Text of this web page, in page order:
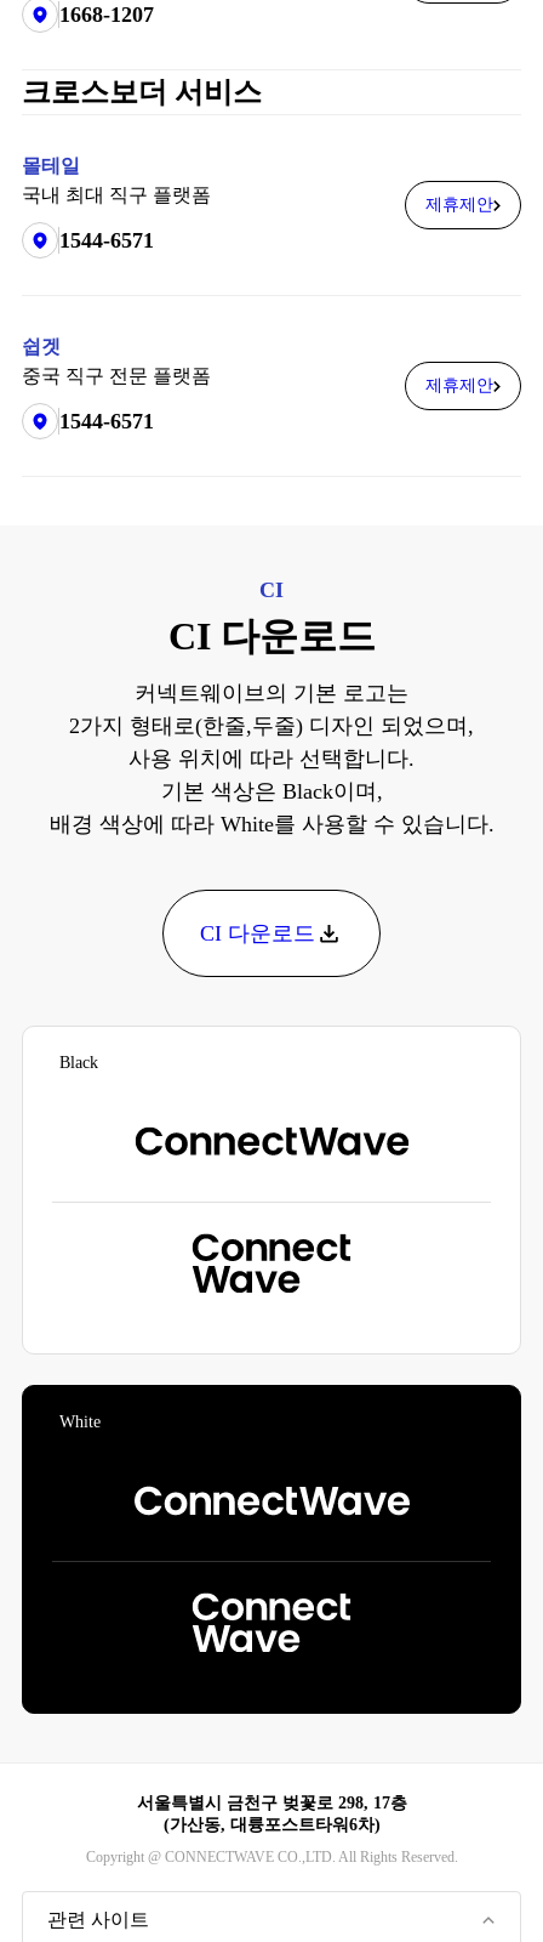
1668-1207
크로스보더 서비스
몰테일
국내 최대 직구 플랫폼
1544-6571
제휴제안
쉽겟
중국 직구 전문 플랫폼
1544-6571
제휴제안
CI
CI 다운로드
커넥트웨이브의 기본 로고는
2가지 형태로(한줄,두줄) 디자인 되었으며,
사용 위치에 따라 선택합니다.
기본 색상은 Black이며,
배경 색상에 따라 White를 사용할 수 있습니다.
CI 다운로드
서울특별시 금천구 벚꽃로 298, 17층
(가산동, 대륭포스트타워6차)
Copyright @ CONNECTWAVE CO.,LTD. All Rights Reserved.
관련 사이트